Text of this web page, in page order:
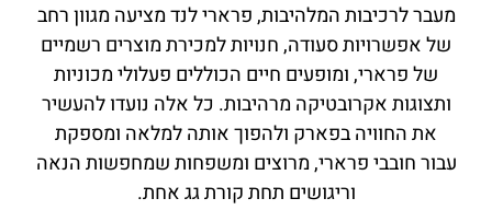
מעבר לרכיבות המלהיבות, פרארי לנד מציעה מגוון רחב
של אפשרויות סעודה, חנויות למכירת מוצרים רשמיים
של פרארי, ומופעים חיים הכוללים פעלולי מכוניות
ותצוגות אקרובטיקה מרהיבות. כל אלה נועדו להעשיר
את החוויה בפארק ולהפוך אותה למלאה ומספקת
עבור חובבי פרארי, מרוצים ומשפחות שמחפשות הנאה
וריגושים תחת קורת גג אחת.